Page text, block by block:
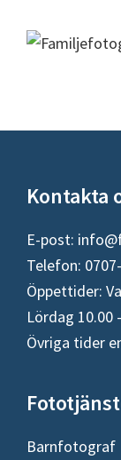
Footer
Kontakta
E-post:
Telefon:
Öppettider:
Lördag 10.00
Övriga tider
Barnfotograf